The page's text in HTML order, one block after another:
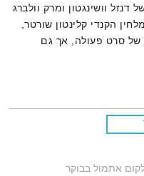
וושינגטון ומרק וולברג
הקנדי קלינטון שורטר,
סרט פעולה, אך גם
אתמול בבוקר